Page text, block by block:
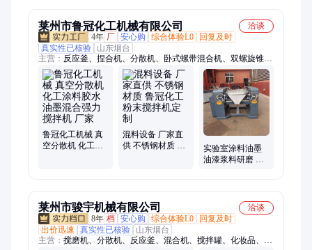
莱州市鲁冠化工机械有限公司
洽谈
4年 厂 安心购 综合体验L0
回复及时
真实性已核验
山东烟台
主营： 反应釜、捏合机、分散机、卧式螺带混合机、双螺旋锥形
混合机、双行星动力混合机、锥形混合机、螺杆挤出捏合机、电
加热反应设备、热熔胶反应釜、不锈钢研磨机、称重灌装机、
240胶体磨
鲁冠化工机械 真
空分散机 化工涂
混料设备 厂家直
供 不锈钢材质 鲁
实验室涂料油墨
油漆浆料研磨 三
莱州市骏宇机械有限公司
洽谈
8年 档 安心购 综合体验L0
回复及时
出价迅速
真实性已核验
山东烟台
主营： 搅磨机、分散机、反应釜、混合机、搅拌罐、化妆品、研